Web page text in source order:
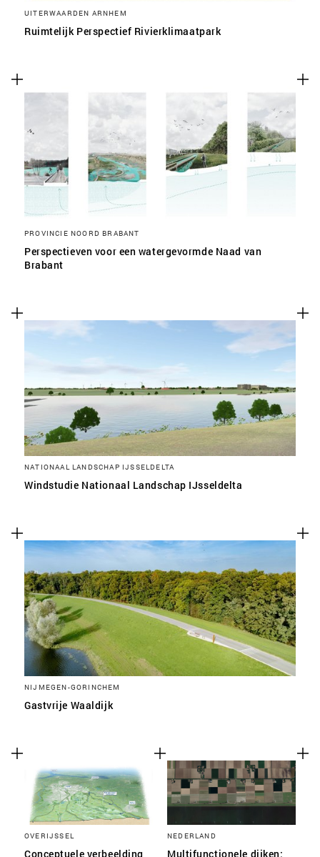
UITERWAARDEN ARNHEM
Ruimtelijk Perspectief Rivierklimaatpark
PROVINCIE NOORD BRABANT
Perspectieven voor een watergevormde Naad van
Brabant
NATIONAAL LANDSCHAP IJSSELDELTA
Windstudie Nationaal Landschap IJsseldelta
NIJMEGEN-GORINCHEM
Gastvrije Waaldijk
OVERIJSSEL
Conceptuele verbeelding
NEDERLAND
Multifunctionele dijken: